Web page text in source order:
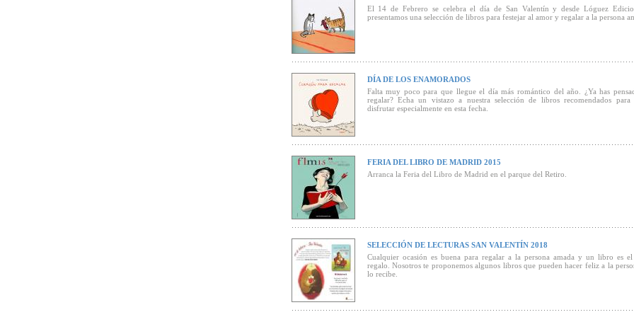
El 14 de Febrero se celebra el día de San Valentín y desde Lóguez
presentamos una selección de libros para festejar al amor y regalar a la persona
DÍA DE LOS ENAMORADOS
Falta muy poco para que llegue el día más romántico del año. ¿Ya has
regalar? Echa un vistazo a nuestra selección de libros recomendados
disfrutar especialmente en esta fecha.
FERIA DEL LIBRO DE MADRID 2015
Arranca la Feria del Libro de Madrid en el parque del Retiro.
SELECCIÓN DE LECTURAS SAN VALENTÍN 2018
Cualquier ocasión es buena para regalar a la persona amada y un libro es
regalo. Nosotros te proponemos algunos libros que pueden hacer feliz a la
lo recibe.